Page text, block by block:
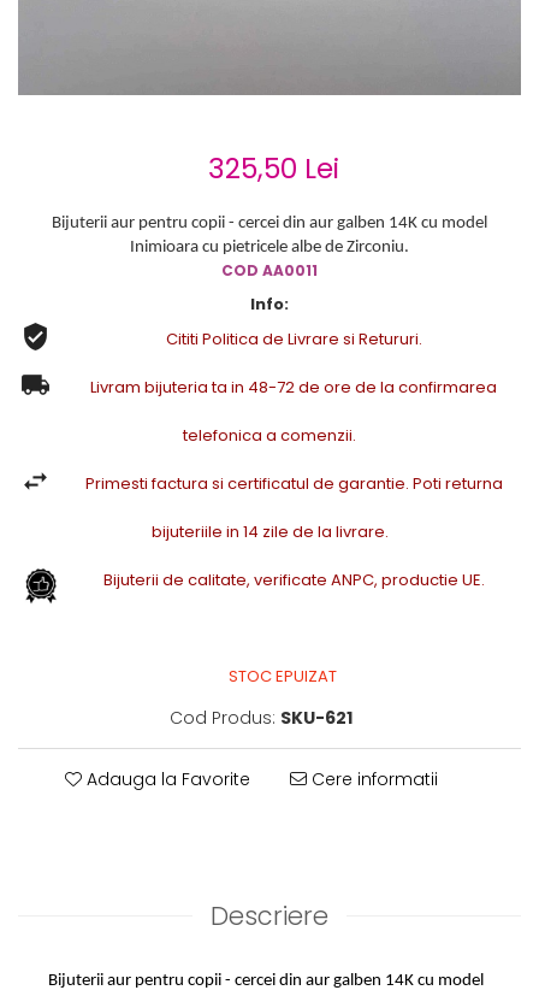
325,50 Lei
Bijuterii aur pentru copii - cercei din aur galben 14K cu model
Inimioara cu pietricele albe de Zirconiu.
COD AA0011
Info:
Cititi Politica de Livrare si Retururi.
Livram bijuteria ta in 48-72 de ore de la confirmarea
telefonica a comenzii.
Primesti factura si certificatul de garantie. Poti returna
bijuteriile in 14 zile de la livrare.
Bijuterii de calitate, verificate ANPC, productie UE.
STOC EPUIZAT
Cod Produs: SKU-621
Adauga la Favorite Cere informatii
Descriere
Bijuterii aur pentru copii - cercei din aur galben 14K cu model